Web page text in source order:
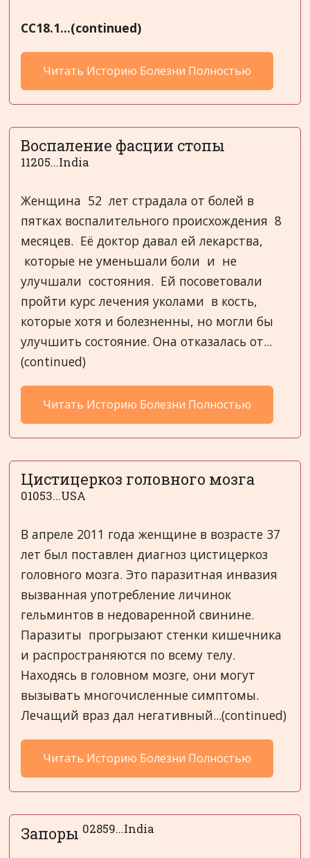
CC18.1...(continued)
Читать Историю Болезни Полностью
Воспаление фасции стопы
11205...India
Женщина 52 лет страдала от болей в
пятках воспалительного происхождения 8
месяцев. Её доктор давал ей лекарства,
которые не уменьшали боли и не
улучшали состояния. Ей посоветовали
пройти курс лечения уколами в кость,
которые хотя и болезненны, но могли бы
улучшить состояние. Она отказалась от...
(continued)
Читать Историю Болезни Полностью
Цистицеркоз головного мозга
01053...USA
В апреле 2011 года женщине в возрасте 37
лет был поставлен диагноз цистицеркоз
головного мозга. Это паразитная инвазия
вызванная употребление личинок
гельминтов в недоваренной свинине.
Паразиты прогрызают стенки кишечника
и распространяются по всему телу.
Находясь в головном мозге, они могут
вызывать многочисленные симптомы.
Лечащий враз дал негативный...(continued)
Читать Историю Болезни Полностью
Запоры 02859...India